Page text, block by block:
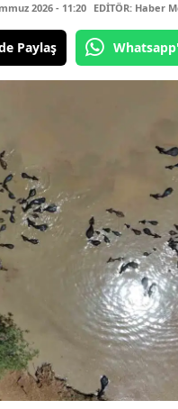
2026 - 11:20 EDİTÖR: Haber
Paylaş